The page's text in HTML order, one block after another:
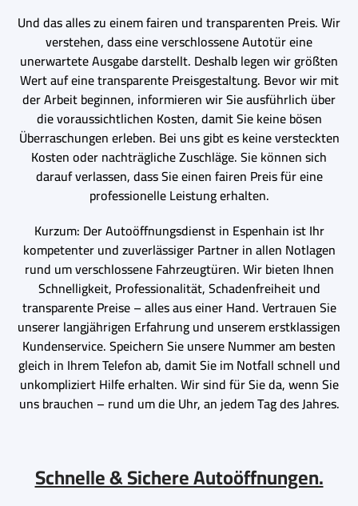
Und das alles zu einem fairen und transparenten Preis. Wir
verstehen, dass eine verschlossene Autotür eine
unerwartete Ausgabe darstellt. Deshalb legen wir größten
Wert auf eine transparente Preisgestaltung. Bevor wir mit
der Arbeit beginnen, informieren wir Sie ausführlich über
die voraussichtlichen Kosten, damit Sie keine bösen
Überraschungen erleben. Bei uns gibt es keine versteckten
Kosten oder nachträgliche Zuschläge. Sie können sich
darauf verlassen, dass Sie einen fairen Preis für eine
professionelle Leistung erhalten.
Kurzum: Der Autoöffnungsdienst in Espenhain ist Ihr
kompetenter und zuverlässiger Partner in allen Notlagen
rund um verschlossene Fahrzeugtüren. Wir bieten Ihnen
Schnelligkeit, Professionalität, Schadenfreiheit und
transparente Preise – alles aus einer Hand. Vertrauen Sie
unserer langjährigen Erfahrung und unserem erstklassigen
Kundenservice. Speichern Sie unsere Nummer am besten
gleich in Ihrem Telefon ab, damit Sie im Notfall schnell und
unkompliziert Hilfe erhalten. Wir sind für Sie da, wenn Sie
uns brauchen – rund um die Uhr, an jedem Tag des Jahres.
Schnelle & Sichere Autoöffnungen.